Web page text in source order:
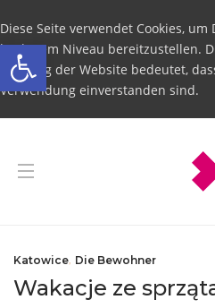
Open toolbar
Diese Seite verwendet Cookies, um
höchstem Niveau bereitzustellen.
Nutzung der Website bedeutet,
Verwendung einverstanden sind.
Katowice, Die Bewohner
Wakacje ze